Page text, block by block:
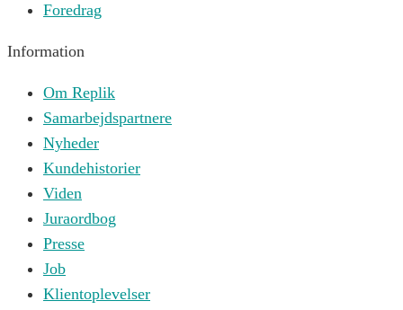
Foredrag
Information
Om Replik
Samarbejdspartnere
Nyheder
Kundehistorier
Viden
Juraordbog
Presse
Job
Klientoplevelser